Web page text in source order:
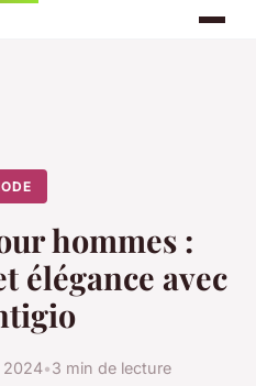
hommes :
élégance avec
2024•3 min de lecture